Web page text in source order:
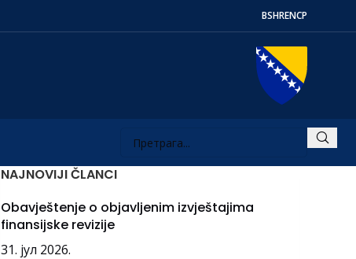
BSHRENСР
NAJNOVIJI ČLANCI
Obavještenje o objavljenim izvještajima
finansijske revizije
31. јул 2026.